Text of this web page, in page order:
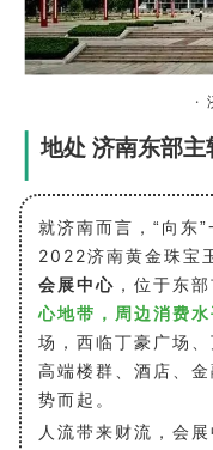
·
地处 济南东部主
就济南而言，“向东
2022济南黄金珠宝
会展中心 ，位于东
心地带，周边消费
场，西临丁豪广场
高端楼群、酒店、
势而起。
人流带来财流，会